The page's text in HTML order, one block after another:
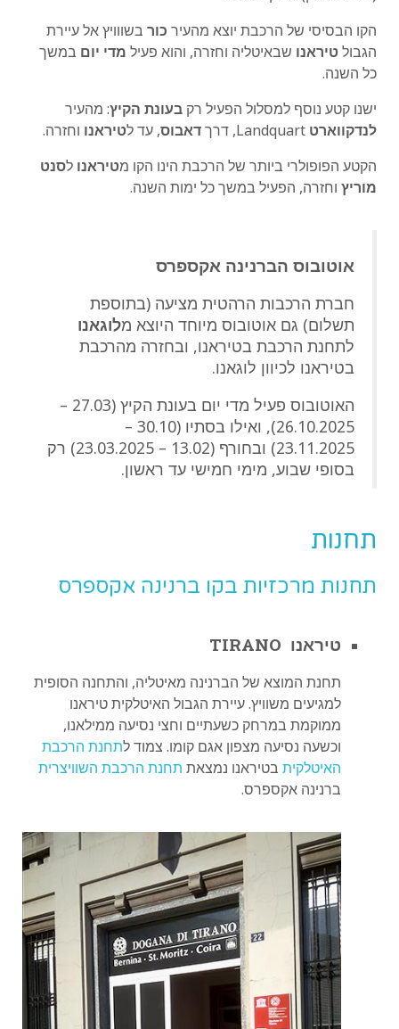
הקו הבסיסי של הרכבת יוצא מהעיר כור בשווויץ אל עיירת
הגבול טיראנו שבאיטליה וחזרה, והוא פעיל מדי יום במשך
כל השנה.
ישנו קטע נוסף למסלול הפעיל רק בעונת הקיץ: מהעיר
לנדקווארט
דאבוס, עד לטיראנו וחזרה.
הקטע הפופולרי ביותר של הרכבת הינו הקו מטיראנו לסנט
מוריץ וחזרה, הפעיל במשך כל ימות השנה.
אוטובוס הברנינה אקספרס
חברת הרכבות הרהטית מציעה (בתוספת
תשלום) גם אוטובוס מיוחד היוצא מלוגאנו
לתחנת הרכבת בטיראנו, ובחזרה מהרכבת
בטיראנו לכיוון לוגאנו.
האוטובוס פעיל מדי יום בעונת הקיץ (27.03 –
26.10.2025), ואילו בסתיו (30.10 –
23.11.2025) ובחורף (13.02 – 23.03.2025) רק
בסופי שבוע, מימי חמישי עד ראשון.
תחנות
תחנות מרכזיות בקו ברנינה אקספרס
טיראנו TIRANO
תחנת המוצא של הברנינה מאיטליה, והתחנה הסופית
למגיעים משוויץ. עיירת הגבול האיטלקית טיראנו
ממוקמת במרחק כשעתיים וחצי נסיעה ממילאנו,
וכשעה נסיעה מצפון אגם קומו. צמוד לתחנת הרכבת
האיטלקית בטיראנו נמצאת תחנת הרכבת השוויצרית
ברנינה אקספרס.